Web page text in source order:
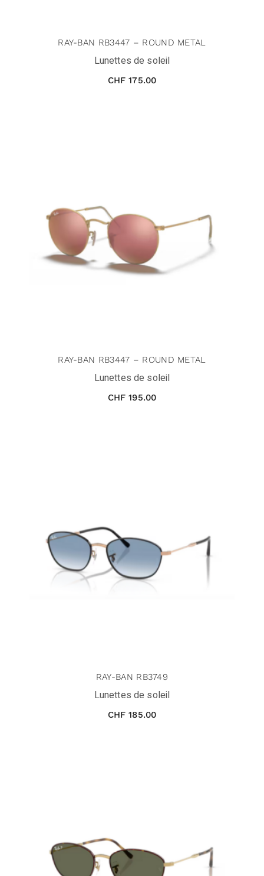
RAY-BAN RB3447 – ROUND METAL
Lunettes de soleil
CHF 175.00
RAY-BAN RB3447 – ROUND METAL
Lunettes de soleil
CHF 195.00
RAY-BAN RB3749
Lunettes de soleil
CHF 185.00